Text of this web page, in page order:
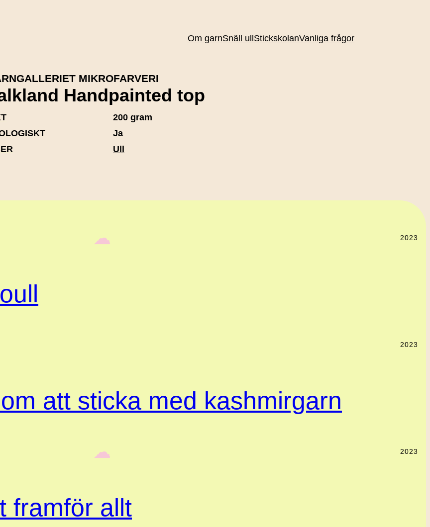
Om garnSnäll ull StickskolanVanliga frågor
MIKROFARVERI
Handpainted top
200 gram
Ja
Ull
‎ ‎‎ ☁︎‎‎ 2023
2023
att sticka med kashmirgarn
‎ ‎‎ ☁︎‎‎ 2023
framför allt